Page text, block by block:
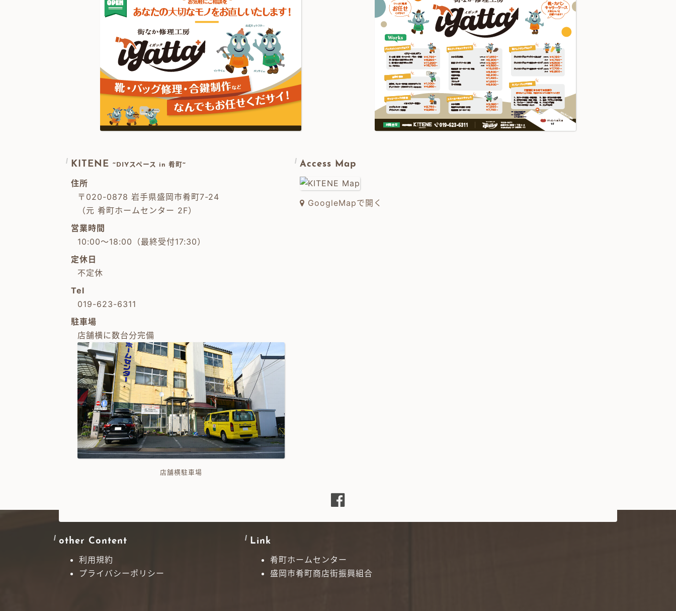
KITENE ~DIYスペース in 肴町~
住所
〒020-0878 岩手県盛岡市肴町7-24
（元 肴町ホームセンター 2F）
営業時間
10:00～18:00（最終受付17:30）
定休日
不定休
Tel
019-623-6311
駐車場
店舗横に数台分完備
店舗横駐車場
Access Map
GoogleMapで開く
other Content
利用規約
プライバシーポリシー
Link
肴町ホームセンター
盛岡市肴町商店街振興組合